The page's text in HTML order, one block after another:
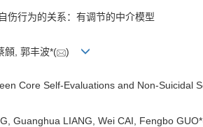
伤行为的关系：有调节的中介模型
頠, 郭丰波*( )
Core Self-Evaluations and Non-Suicidal
Guanghua LIANG, Wei CAI, Fengbo